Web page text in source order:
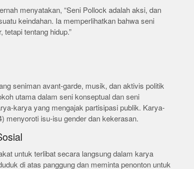
menyatakan, “Seni Pollock adalah aksi, dan
keindahan. Ia memperlihatkan bahwa seni
tentang hidup.”
seniman avant-garde, musik, dan aktivis politik
utama dalam seni konseptual dan seni
karya yang mengajak partisipasi publik. Karya-
menyoroti isu-isu gender dan kekerasan.
untuk terlibat secara langsung dalam karya
di atas panggung dan meminta penonton untuk